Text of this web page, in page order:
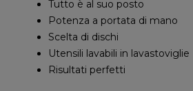
Tutto è al suo posto
Potenza a portata di mano
Scelta di dischi
Utensili lavabili in lavastoviglie
Risultati perfetti